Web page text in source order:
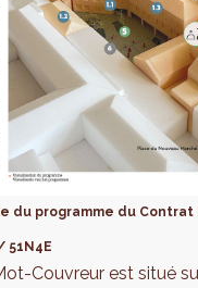
du programme du
Couvreur est situé